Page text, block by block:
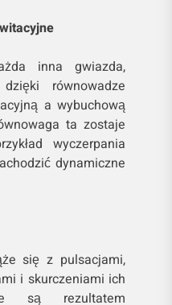
inna gwiazda,
równowadze
a wybuchową
ta zostaje
wyczerpania
dynamiczne
się z pulsacjami,
i skurczeniami ich
są rezultatem